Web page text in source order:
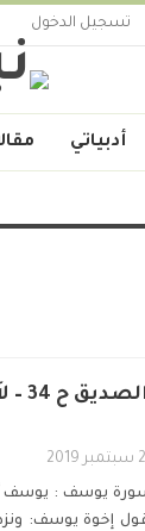
تسجيل الدخول
أدبياتي
يوسف :
إخوة يوسف: